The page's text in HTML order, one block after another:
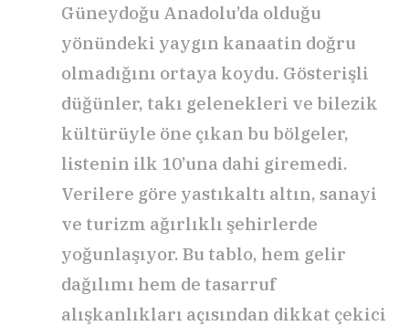
Güneydoğu Anadolu’da olduğu
yönündeki yaygın kanaatin doğru
olmadığını ortaya koydu. Gösterişli
düğünler, takı gelenekleri ve bilezik
kültürüyle öne çıkan bu bölgeler,
listenin ilk 10’una dahi giremedi.
Verilere göre yastıkaltı altın, sanayi
ve turizm ağırlıklı şehirlerde
yoğunlaşıyor. Bu tablo, hem gelir
dağılımı hem de tasarruf
alışkanlıkları açısından dikkat çekici